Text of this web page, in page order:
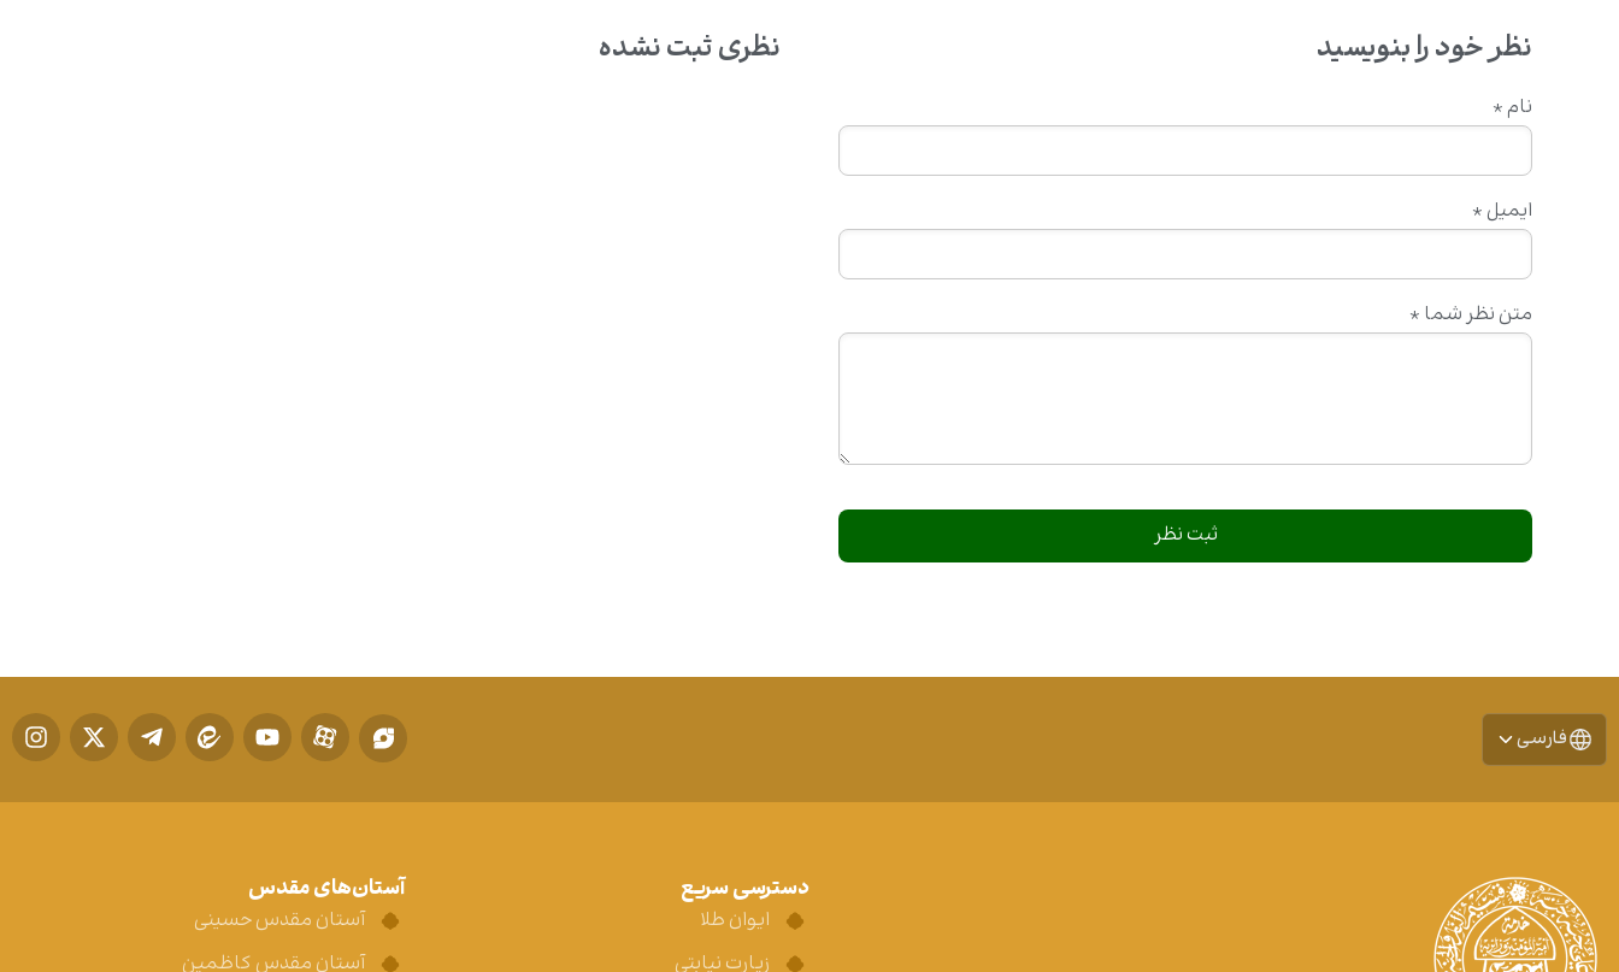
نظر خود را بنویسید
متن نظر شما *
نام *
ایمیل *
نظری ثبت نشده
فارسی
دسترسی سریع
ایوان طلا
زیارت نیابتی
آستان‌های مقدس
آستان مقدس حسینی
آستان مقدس کاظمین